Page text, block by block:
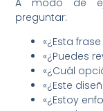
preguntar:
«¿Esta
«¿Puedes
«¿Cuál
«¿Este
«¿Estoy